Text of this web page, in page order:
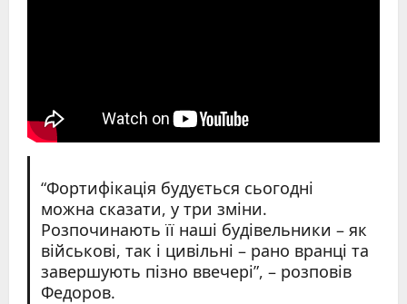
“Фортифікація будується сьогодні
можна сказати, у три зміни.
Розпочинають її наші будівельники – як
військові, так і цивільні – рано вранці та
завершують пізно ввечері”, – розповів
Федоров.